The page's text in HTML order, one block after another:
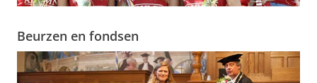
Beurzen en fondsen